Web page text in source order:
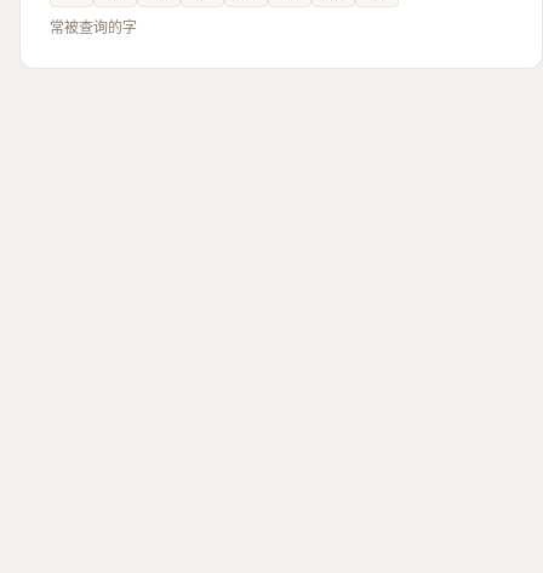
常被查询的字